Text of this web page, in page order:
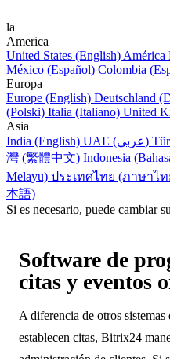
la
America
United States (English) América
México (Español) Colombia
Europa
Europe (English) Deutschland
(Polski) Italia (Italiano) United
Asia
India (English)
UAE (عربي)
灣 (繁體中文) Indonesia
Melayu) ประเทศไทย (ภาษาไท
本語)
Si es necesario, puede cambiar
Software de
citas y eventos
A diferencia de otros
establecen citas, Bitrix24